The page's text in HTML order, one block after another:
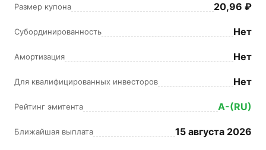
Размер купона 20,96 ₽
Субординированность Нет
Амортизация Нет
Для квалифицированных инвесторов Нет
Рейтинг эмитента A-(RU)
Ближайшая выплата 15 августа 2026